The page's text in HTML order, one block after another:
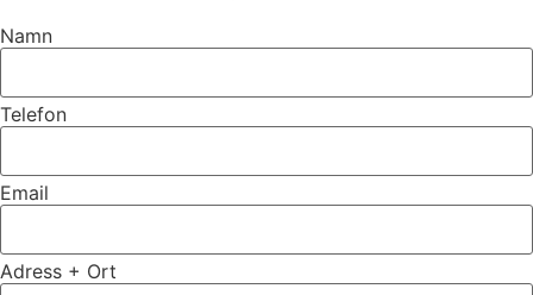
Namn
Telefon
Email
Adress + Ort